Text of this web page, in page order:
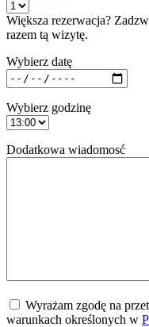
Większa rezerwacja?
razem tą wizytę.
Wybierz datę
Wybierz godzinę
Dodatkowa wiadomosć
Wyrażam zgodę na
warunkach określonych w